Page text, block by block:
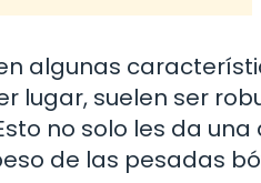
algunas
lugar, suelen ser
no solo les da
de las pesadas